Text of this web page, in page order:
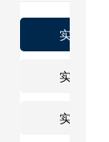
实验目的
实验目标
实验原理